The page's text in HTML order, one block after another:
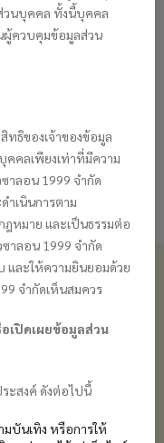
คม 2569
กายน 2569
วนบุคคล ทั้งนี้บุคคล
ผู้ควบคุมข้อมูลส่วน
ธิของเจ้าของข้อมูล
คคลเพียงเท่าที่มีความ
าลอน 1999 จำกัด
ำเนินการตาม
หมาย และเป็นธรรมต่อ
าลอน 1999 จำกัด
และให้ความยินยอมด้วย
จำกัดเห็นสมควร
เปิดเผยข้อมูลส่วน
ะสงค์ ดังต่อไปนี้
มบันเทิง หรือการให้